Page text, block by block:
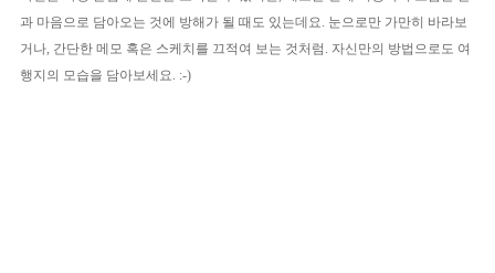
과 마음으로 담아오는 것에 방해가 될 때도 있는데요. 눈으로만 가만히 바라보
거나, 간단한 메모 혹은 스케치를 끄적여 보는 것처럼. 자신만의 방법으로도 여
행지의 모습을 담아보세요. :-)